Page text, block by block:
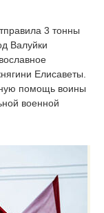
3 тонны
Валуйки
Елисаветы.
помощь воины
военной